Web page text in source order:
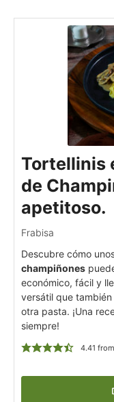
Tortellinis
de
apetitoso.
Frabisa
Descubre cómo
champiñones
económico, fácil y
versátil que
otra pasta. ¡Una
siempre!
4.41 from